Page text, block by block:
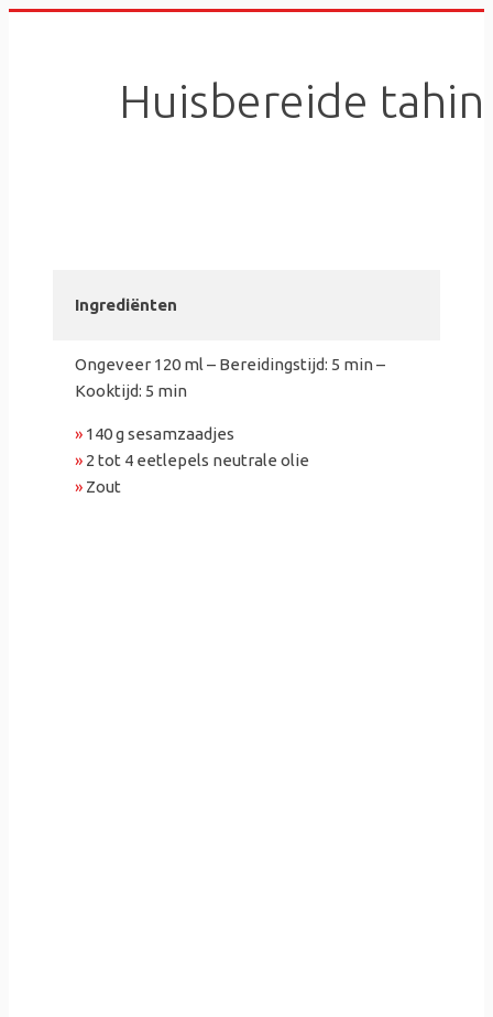
Huisbereide tahin
Ingrediënten
Ongeveer 120 ml – Bereidingstijd: 5 min –
Kooktijd: 5 min
» 140 g sesamzaadjes
» 2 tot 4 eetlepels neutrale olie
» Zout